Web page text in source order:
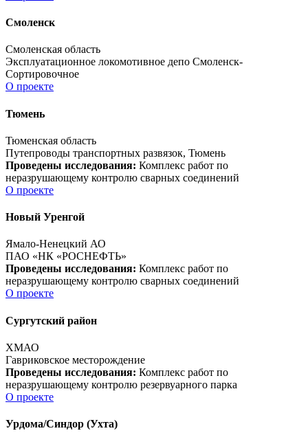
Смоленск
Смоленская область
Эксплуатационное локомотивное депо Смоленск-
Сортировочное
О проекте
Тюмень
Тюменская область
Путепроводы транспортных развязок, Тюмень
Проведены исследования: Комплекс работ по
неразрушающему контролю сварных соединений
О проекте
Новый Уренгой
Ямало-Ненецкий АО
ПАО «НК «РОСНЕФТЬ»
Проведены исследования: Комплекс работ по
неразрушающему контролю сварных соединений
О проекте
Сургутский район
ХМАО
Гавриковское месторождение
Проведены исследования: Комплекс работ по
неразрушающему контролю резервуарного парка
О проекте
Урдома/Синдор (Ухта)